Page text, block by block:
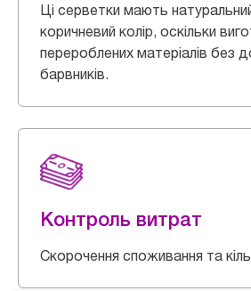
Ці серветки мають
коричневий колір, оскільки
перероблених матеріалів без
барвників.
Контроль витрат
Скорочення споживання та